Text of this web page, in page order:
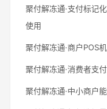
聚付解冻通·支付标记
使用
聚付解冻通·商户POS
聚付解冻通·消费者支
聚付解冻通·中小商户